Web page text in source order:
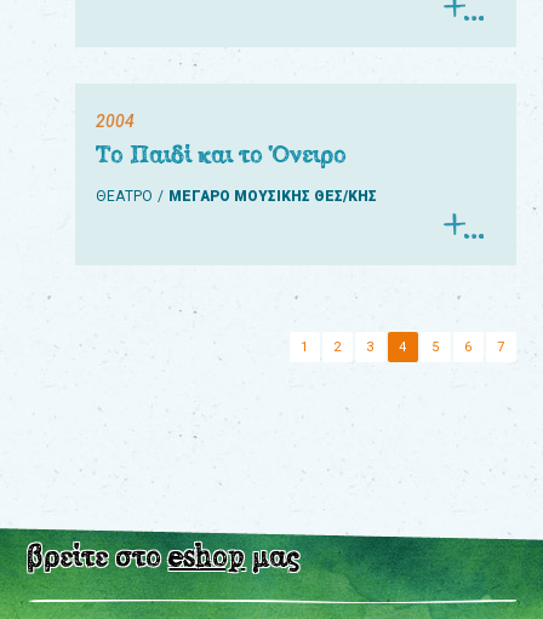
2004
Το Παιδί και το Όνειρο
ΘΕΑΤΡΟ ΜΕΓΑΡΟ ΜΟΥΣΙΚΗΣ ΘΕΣ/ΚΗΣ
1 2 3 4 5 6 7
βρείτε στοeshopμας